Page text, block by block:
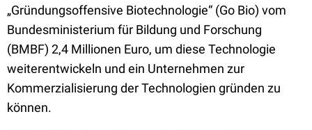
„Gründungsoffensive Biotechnologie“ (Go Bio) vom
Bundesministerium für Bildung und Forschung
(BMBF) 2,4 Millionen Euro, um diese Technologie
weiterentwickeln und ein Unternehmen zur
Kommerzialisierung der Technologien gründen zu
können.